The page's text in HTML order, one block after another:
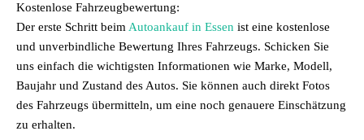
Kostenlose Fahrzeugbewertung:
Der erste Schritt beim Autoankauf in Essen ist eine kostenlose
und unverbindliche Bewertung Ihres Fahrzeugs. Schicken Sie
uns einfach die wichtigsten Informationen wie Marke, Modell,
Baujahr und Zustand des Autos. Sie können auch direkt Fotos
des Fahrzeugs übermitteln, um eine noch genauere Einschätzung
zu erhalten.